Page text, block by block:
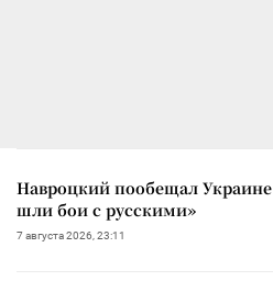
Навроцкий пообещал
шли бои с русскими»
7 августа 2026, 23:11